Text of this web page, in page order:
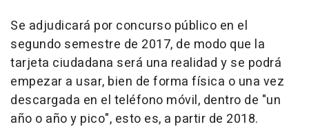
Se adjudicará por concurso público en el
segundo semestre de 2017, de modo que la
tarjeta ciudadana será una realidad y se podrá
empezar a usar, bien de forma física o una vez
descargada en el teléfono móvil, dentro de "un
año o año y pico", esto es, a partir de 2018.